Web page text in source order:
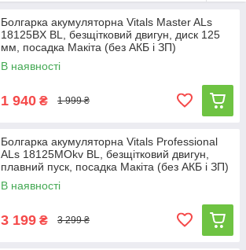
Болгарка акумуляторна Vitals Master ALs
18125BX BL, безщітковий двигун, диск 125
мм, посадка Макіта (без АКБ і ЗП)
В наявності
1 940 ₴ 1 999 ₴
Болгарка акумуляторна Vitals Professional
ALs 18125MOkv BL, безщітковий двигун,
плавний пуск, посадка Макіта (без АКБ і ЗП)
В наявності
3 199 ₴ 3 299 ₴